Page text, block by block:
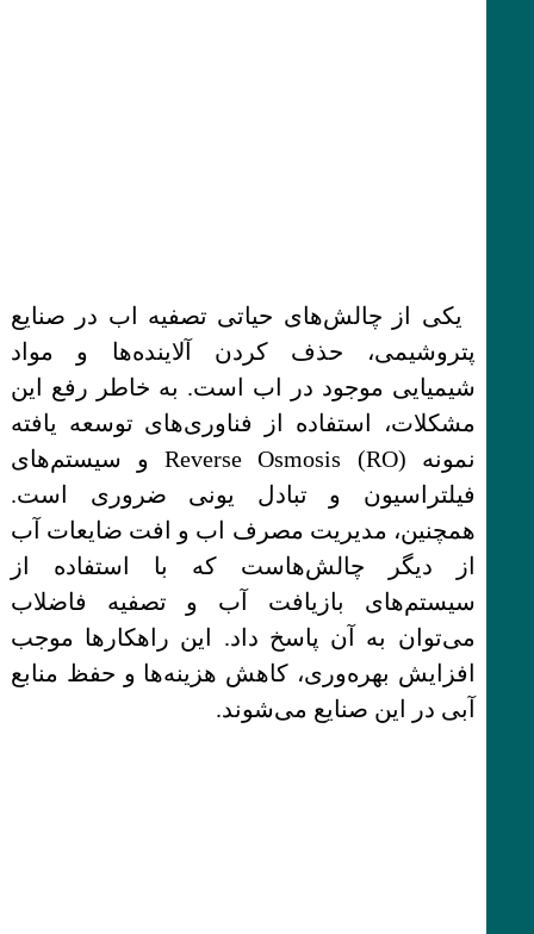
یکی از چالش‌های حیاتی تصفیه اب در صنایع
پتروشیمی، حذف کردن آلاینده‌ها و مواد
شیمیایی موجود در اب است. به خاطر رفع این
مشکلات، استفاده از فناوری‌های توسعه یافته
نمونه Reverse Osmosis (RO) و سیستم‌های
فیلتراسیون و تبادل یونی ضروری است.
همچنین، مدیریت مصرف اب و افت ضایعات آب
از دیگر چالش‌هاست که با استفاده از
سیستم‌های بازیافت آب و تصفیه فاضلاب
می‌توان به آن پاسخ داد. این راهکارها موجب
افزایش بهره‌وری، کاهش هزینه‌ها و حفظ منابع
آبی در این صنایع می‌شوند.